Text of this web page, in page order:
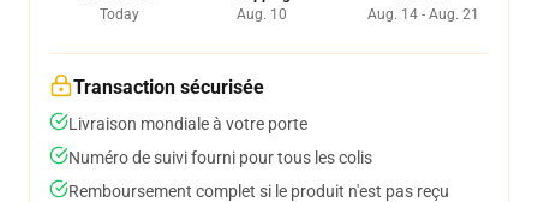
Today
Aug. 10
Aug. 14 - Aug. 21
Transaction sécurisée
Livraison mondiale à votre porte
Numéro de suivi fourni pour tous les colis
Remboursement complet si le produit n'est pas reçu